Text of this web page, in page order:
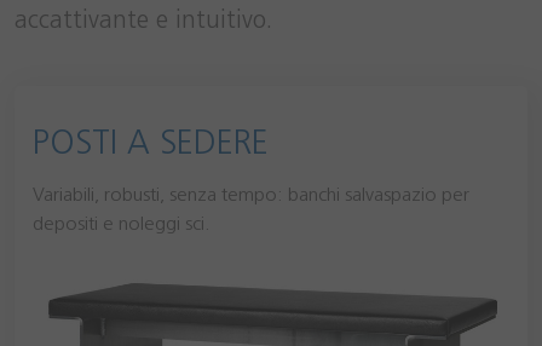
accattivante e intuitivo.
POSTI A SEDERE
Variabili, robusti, senza tempo: banchi salvaspazio per
depositi e noleggi sci.